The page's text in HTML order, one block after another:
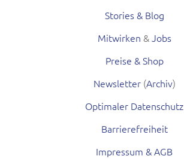
Stories & Blog
Mitwirken &Jobs
Preise & Shop
Newsletter(Archiv)
Optimaler Datenschutz
Barrierefreiheit
Impressum & AGB